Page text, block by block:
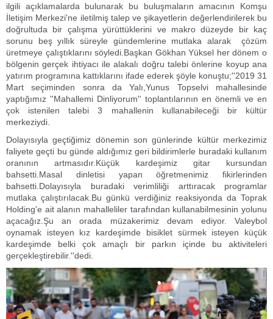
ilgili açıklamalarda bulunarak bu buluşmaların amacının Komşu
İletişim Merkezi'ne iletilmiş talep ve şikayetlerin değerlendirilerek bu
doğrultuda bir çalışma yürüttüklerini ve makro düzeyde bir kaç
sorunu beş yıllık süreyle gündemlerine mutlaka alarak çözüm
üretmeye çalıştıklarını söyledi.Başkan Gökhan Yüksel her dönem o
bölgenin gerçek ihtiyacı ile alakalı doğru talebi önlerine koyup ana
yatırım programına kattıklarını ifade ederek şöyle konuştu;''2019 31
Mart seçiminden sonra da Yalı,Yunus Topselvi mahallesinde
yaptığımız ''Mahallemi Dinliyorum'' toplantılarının en önemli ve en
çok istenilen talebi 3 mahallenin kullanabileceği bir kültür
merkeziydi.
Dolayısıyla geçtiğimiz dönemin son günlerinde kültür merkezimiz
faliyete geçti bu günde aldığımız geri bildirimlerle buradaki kullanım
oranının artmasıdır.Küçük kardeşimiz gitar kursundan
bahsetti.Masal dinletisi yapan öğretmenimiz fikirlerinden
bahsetti.Dolayısıyla buradaki verimliliği arttıracak programlar
mutlaka çalıştırılacak.Bu günkü verdiğiniz reaksiyonda da Toprak
Holding'e ait alanın mahalleliler tarafından kullanabilmesinin yolunu
açacağız.Şu an orada müzakerimiz devam ediyor. Valeybol
oynamak isteyen kız kardeşimde bisiklet sürmek isteyen küçük
kardeşimde belki çok amaçlı bir parkın içinde bu aktiviteleri
gerçekleştirebilir.''dedi.